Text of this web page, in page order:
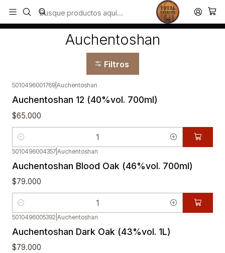
Todos los productos estan en stock. Despachamos a todo Chile.
Inicio Auchentoshan
Auchentoshan
Filtros
5010496001769 Auchentoshan
Auchentoshan 12 (40%vol. 700ml)
$65.000
Cantidad
5010496004357 Auchentoshan
Auchentoshan Blood Oak (46%vol. 700ml)
$79.000
Cantidad
5010496005392 Auchentoshan
Auchentoshan Dark Oak (43%vol. 1L)
$79.000